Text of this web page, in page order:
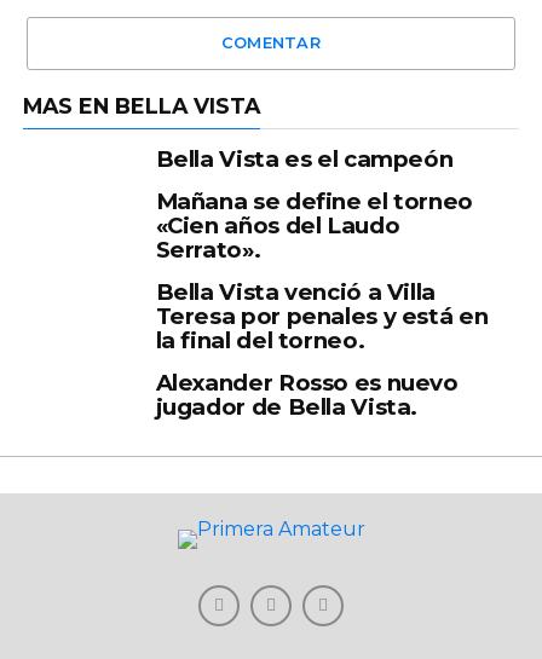
COMENTAR
MAS EN BELLA VISTA
Bella Vista es el campeón
Mañana se define el torneo
«Cien años del Laudo
Serrato».
Bella Vista venció a Villa
Teresa por penales y está en
la final del torneo.
Alexander Rosso es nuevo
jugador de Bella Vista.